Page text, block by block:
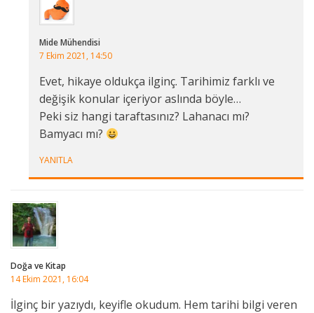
Mide Mühendisi
7 Ekim 2021, 14:50
Evet, hikaye oldukça ilginç. Tarihimiz farklı ve
değişik konular içeriyor aslında böyle…
Peki siz hangi taraftasınız? Lahanacı mı?
Bamyacı mı?
YANITLA
Doğa ve Kitap
14 Ekim 2021, 16:04
İlginç bir yazıydı, keyifle okudum. Hem tarihi bilgi veren